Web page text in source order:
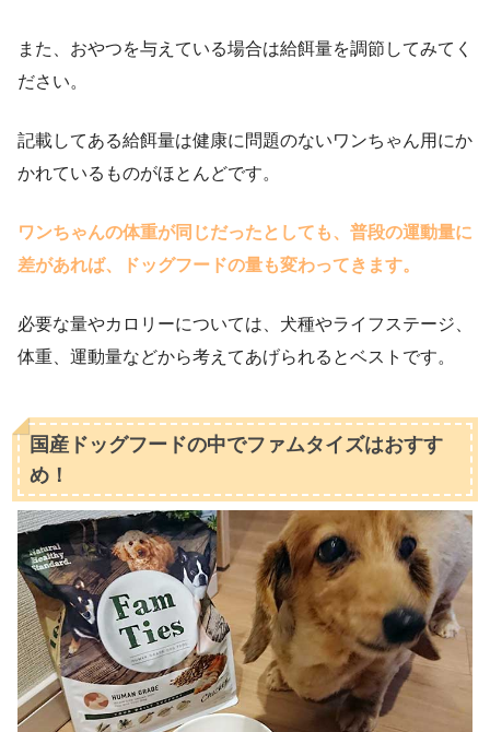
また、おやつを与えている場合は給餌量を調節してみてく
ださい。
記載してある給餌量は健康に問題のないワンちゃん用にか
かれているものがほとんどです。
ワンちゃんの体重が同じだったとしても、普段の運動量に
差があれば、ドッグフードの量も変わってきます。
必要な量やカロリーについては、犬種やライフステージ、
体重、運動量などから考えてあげられるとベストです。
国産ドッグフードの中でファムタイズはおすす
め！